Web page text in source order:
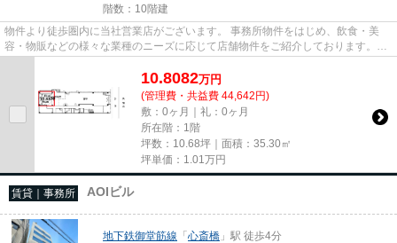
階数：10階建
物件より徒歩圏内に当社営業店がございます。 事務所物件をはじめ、飲食・美
容・物販などの様々な業種のニーズに応じて店舗物件をご紹介しております。
尚、弊社ではおとり広告は一切...
10.8082万円
(管理費・共益費 44,642円)
敷：0ヶ月｜礼：0ヶ月
所在階：1階
坪数：10.68坪｜面積：35.30㎡
坪単価： 1.01 万円
賃貸｜事務所 AOIビル
地下鉄御堂筋線 「心斎橋 」駅 徒歩4分